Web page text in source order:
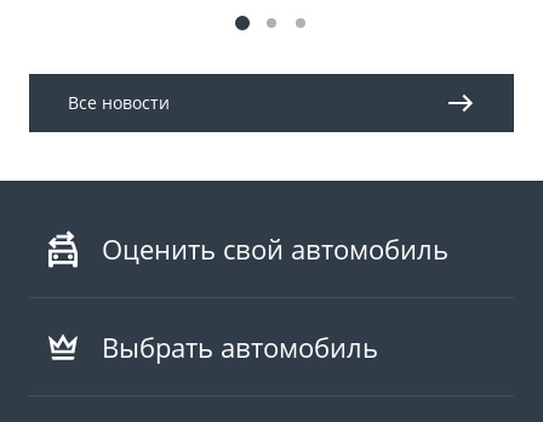
Все новости
Оценить свой автомобиль
Выбрать автомобиль